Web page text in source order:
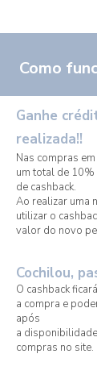
Como
Ganhe
realizada!!
Nas compras
um total de
de cashback.
Ao realizar uma
utilizar o
valor do novo
Cochilou,
O cashback
a compra e
após
a
compras no site.